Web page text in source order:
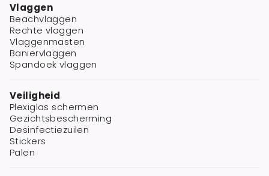
Vlaggen
Beachvlaggen
Rechte vlaggen
Vlaggenmasten
Baniervlaggen
Spandoek vlaggen
Veiligheid
Plexiglas schermen
Gezichtsbescherming
Desinfectiezuilen
Stickers
Palen